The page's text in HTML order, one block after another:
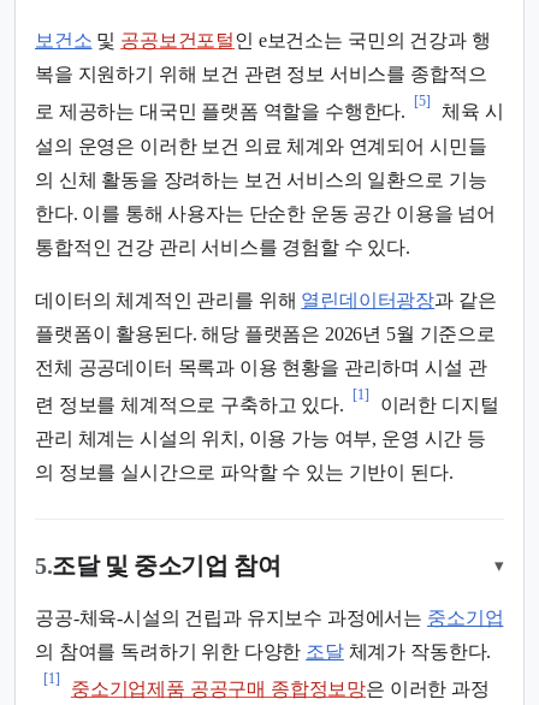
보건소 및 공공보건포털인 e보건소는 국민의 건강과 행
복을 지원하기 위해 보건 관련 정보 서비스를 종합적으
로 제공하는 대국민 플랫폼 역할을 수행한다.
[5]
체육 시
설의 운영은 이러한 보건 의료 체계와 연계되어 시민들
의 신체 활동을 장려하는 보건 서비스의 일환으로 기능
한다. 이를 통해 사용자는 단순한 운동 공간 이용을 넘어
통합적인 건강 관리 서비스를 경험할 수 있다.
데이터의 체계적인 관리를 위해 열린데이터광장과 같은
플랫폼이 활용된다. 해당 플랫폼은 2026년 5월 기준으로
전체 공공데이터 목록과 이용 현황을 관리하며 시설 관
련 정보를 체계적으로 구축하고 있다.
[1]
이러한 디지털
관리 체계는 시설의 위치, 이용 가능 여부, 운영 시간 등
의 정보를 실시간으로 파악할 수 있는 기반이 된다.
5.조달 및 중소기업 참여 ▾
공공-체육-시설의 건립과 유지보수 과정에서는 중소기업
의 참여를 독려하기 위한 다양한 조달체계가 작동한다.
[1]
중소기업제품 공공구매 종합정보망은 이러한 과정